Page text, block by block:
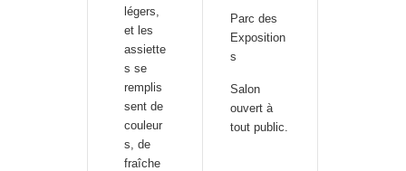
légers,
et les
assiette
s se
remplis
sent de
couleur
s, de
fraîche
Parc des
Exposition
s
Salon
ouvert à
tout public.